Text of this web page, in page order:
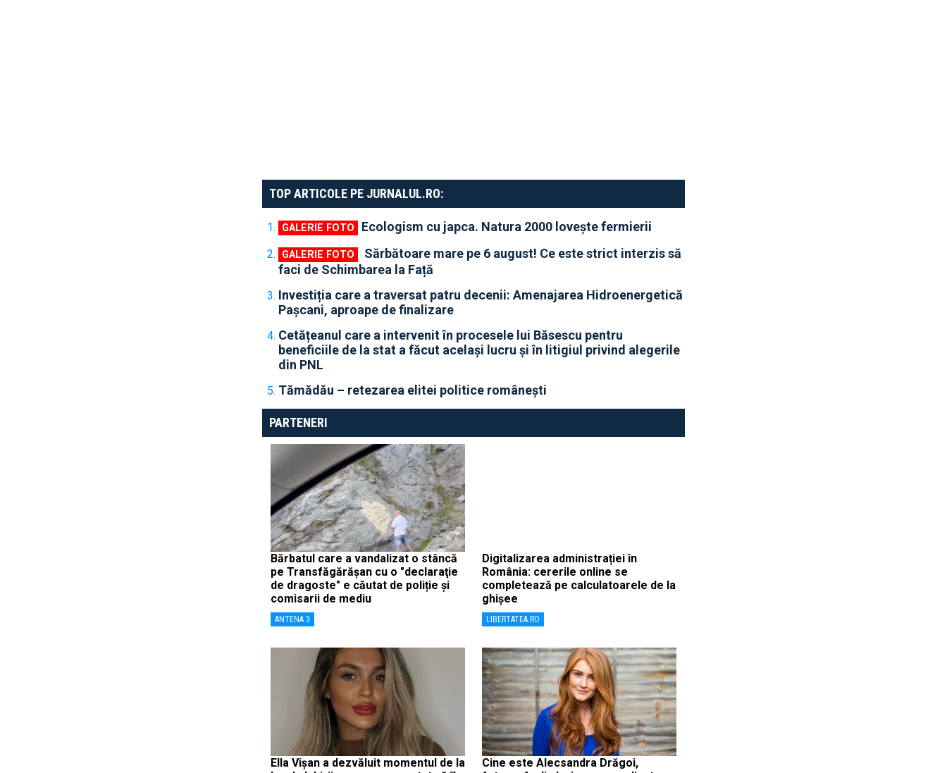
TOP ARTICOLE PE JURNALUL.RO:
Ecologism cu japca. Natura 2000 lovește fermierii
Sărbătoare mare pe 6 august! Ce este strict interzis să
faci de Schimbarea la Față
Investiția care a traversat patru decenii: Amenajarea Hidroenergetică
Pașcani, aproape de finalizare
Cetățeanul care a intervenit în procesele lui Băsescu pentru
beneficiile de la stat a făcut același lucru și în litigiul privind alegerile
din PNL
Tămădău – retezarea elitei politice românești
PARTENERI
Bărbatul care a vandalizat o stâncă
pe Transfăgărășan cu o "declaraţie
de dragoste" e căutat de poliție și
comisarii de mediu
ANTENA 3
Digitalizarea administrației în
România: cererile online se
completează pe calculatoarele de la
ghișee
LIBERTATEA.RO
Ella Vișan a dezvăluit momentul de la
Cine este Alecsandra Drăgoi,